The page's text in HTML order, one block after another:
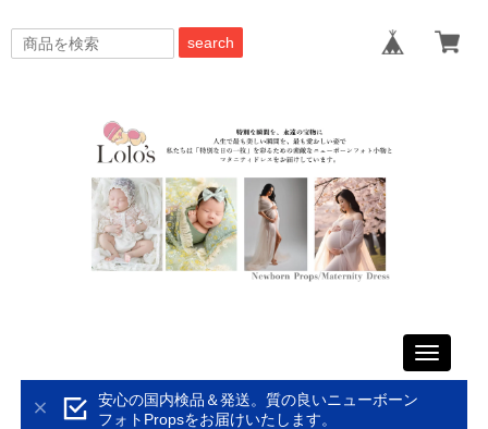
search
Toggle
安心の国内検品＆発送。質の良いニューボーン
フォトPropsをお届けいたします。